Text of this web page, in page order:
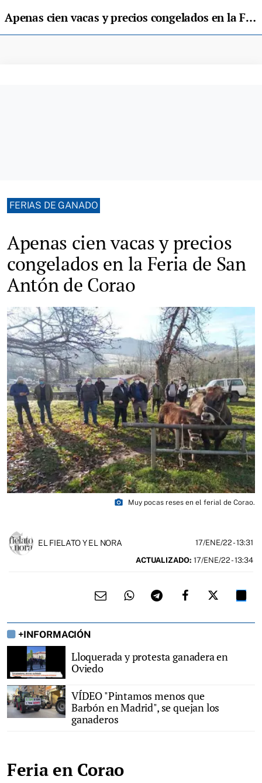
Apenas cien vacas y precios congelados en la Feria de San Antón de Corao
FERIAS DE GANADO
Apenas cien vacas y precios
congelados en la Feria de San
Antón de Corao
photo_camera Muy pocas reses en el ferial de Corao.
EL FIELATO Y EL NORA 17/ENE/22- 13:31
ACTUALIZADO: 17/ENE/22 - 13:34
+INFORMACIÓN
Lloquerada y protesta ganadera en
Oviedo
VÍDEO "Pintamos menos que
Barbón en Madrid", se quejan los
ganaderos
Feria en Corao